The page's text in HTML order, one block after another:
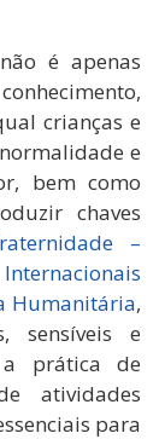
é apenas
crianças e
e
bem como
chaves
–
Humanitária,
sensíveis e
a prática de
atividades
para